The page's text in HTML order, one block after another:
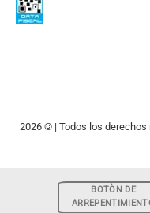
2026 © | Todos los
BOTÒN DE